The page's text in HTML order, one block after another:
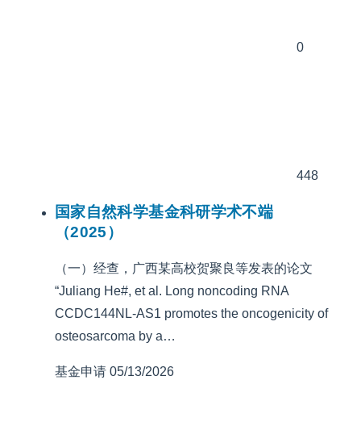
0
448
国家自然科学基金科研学术不端
（2025）
（一）经查，广西某高校贺聚良等发表的论文
“Juliang He#, et al. Long noncoding RNA
CCDC144NL-AS1 promotes the oncogenicity of
osteosarcoma by a…
基金申请 05/13/2026